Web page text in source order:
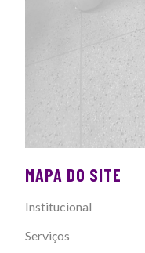
MAPA DO SITE
Institucional
Serviços